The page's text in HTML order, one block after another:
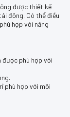
được thiết kế
đông. Có thể điều
hợp với năng
được phù hợp với
phù hợp với môi